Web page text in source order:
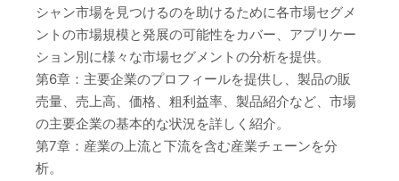
シャン市場を見つけるのを助けるために各市場セグメ
ントの市場規模と発展の可能性をカバー、アプリケー
ション別に様々な市場セグメントの分析を提供。
第6章：主要企業のプロフィールを提供し、製品の販
売量、売上高、価格、粗利益率、製品紹介など、市場
の主要企業の基本的な状況を詳しく紹介。
第7章：産業の上流と下流を含む産業チェーンを分
析。